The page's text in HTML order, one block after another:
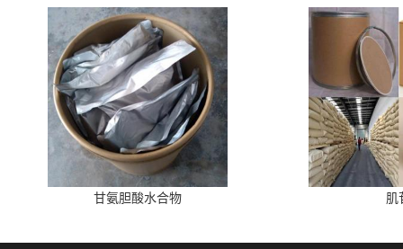
甘氨胆酸水合物 肌